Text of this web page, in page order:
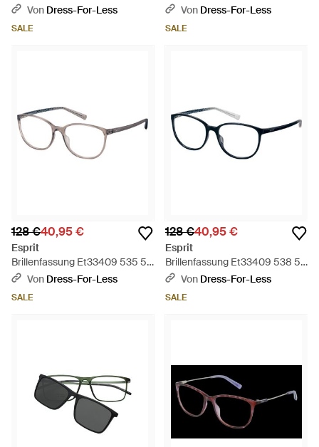
Schwarz
Von Dress-For-Less
SALE
- Schwarz
Von Dress-For-Less
SALE
128 €40,95 €
Esprit
Brillenfassung Et33409 535 53
- Schwarz
Von Dress-For-Less
SALE
128 €40,95 €
Esprit
Brillenfassung Et33409 538 53
- Schwarz
Von Dress-For-Less
SALE